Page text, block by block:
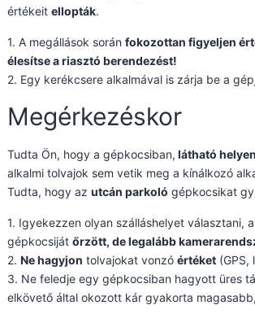
értékeit ellopták.
1. A megállások során fokozottan figyeljen
élesítse a riasztó berendezést!
2. Egy kerékcsere alkalmával is zárja be a
Megérkezéskor
Tudta Ön, hogy a gépkocsiban, látható
alkalmi tolvajok sem vetik meg a kínálkozó
Tudta, hogy az utcán parkoló gépkocsikat
1. Igyekezzen olyan szálláshelyet választani,
gépkocsiját őrzött, de legalább
2. Ne hagyjon tolvajokat vonzó értéket
3. Ne feledje egy gépkocsiban hagyott üres
elkövető által okozott kár gyakorta